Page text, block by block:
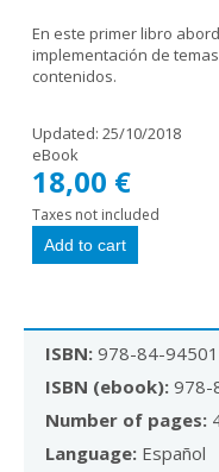
En este primer libro
implementación de
contenidos.
Updated: 25/10/2018
eBook
18,00 €
Taxes not included
ISBN: 978-84-
ISBN (ebook): 978-
Number of pages:
Language: Español